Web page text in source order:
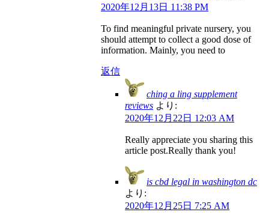
2020年12月13日 11:38 PM
To find meaningful private nursery, you
should attempt to collect a good dose of
information. Mainly, you need to
返信
ching a ling supplement
reviews より:
2020年12月22日 12:03 AM
Really appreciate you sharing this
article post.Really thank you!
is cbd legal in washington dc
より:
2020年12月25日 7:25 AM